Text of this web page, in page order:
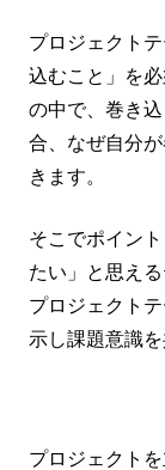
プロジェクト
込むこと」を
の中で、巻き
合、なぜ自分
きます。
そこでポイン
たい」と思え
プロジェクト
示し課題意識
プロジェクト